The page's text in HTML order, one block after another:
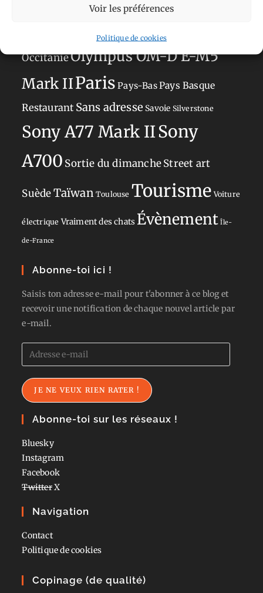
Voir les préférences
Politique de cookies
Hauts-de-France Hébergement Japon
La Défense Normandie
OccitanieOlympus OM-D E-M5
Mark IIParis Pays-BasPays Basque
Restaurant Sans adresse Savoie Silverstone
Sony A77 Mark IISony
A700 Sortie du dimancheStreet art
SuèdeTaïwan Toulouse Tourisme Voiture
électrique Vraiment des chats Évènement Île-
de-France
Abonne-toi ici !
Saisis ton adresse e-mail pour t'abonner à ce blog et
recevoir une notification de chaque nouvel article par
e-mail.
Adresse
e-
mail
JE NE VEUX RIEN RATER !
Abonne-toi sur les réseaux !
Bluesky
Instagram
Facebook
TwitterX
Navigation
Contact
Politique de cookies
Copinage (de qualité)